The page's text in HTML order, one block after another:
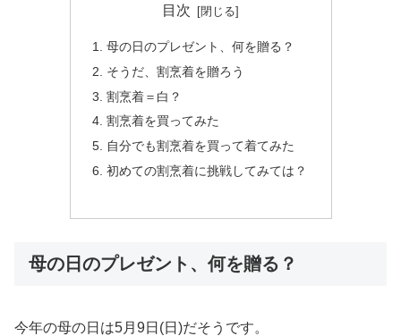
目次
母の日のプレゼント、何を贈る？
そうだ、割烹着を贈ろう
割烹着＝白？
割烹着を買ってみた
自分でも割烹着を買って着てみた
初めての割烹着に挑戦してみては？
母の日のプレゼント、何を贈る？
今年の母の日は5月9日(日)だそうです。